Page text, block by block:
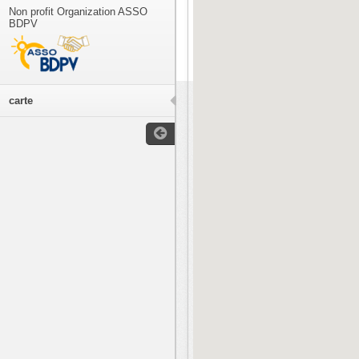
Non profit Organization ASSO
BDPV
carte